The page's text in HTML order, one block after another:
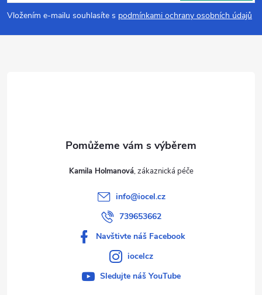
p
a
Vložením e-mailu souhlasíte s podmínkami ochrany osobních údajů
Kamila Holmanová
info@iocel.cz
739653662
Navštivte náš Facebook
iocelcz
Sledujte náš YouTube